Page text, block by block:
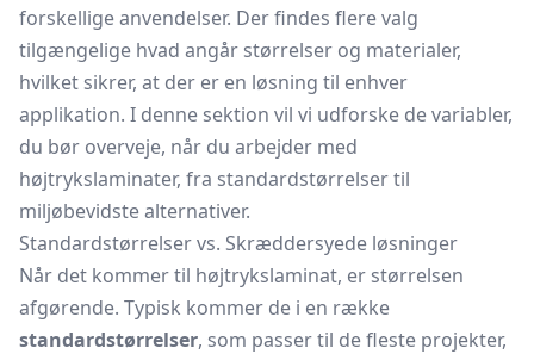
forskellige anvendelser. Der findes flere valg
tilgængelige hvad angår størrelser og materialer,
hvilket sikrer, at der er en løsning til enhver
applikation. I denne sektion vil vi udforske de variabler,
du bør overveje, når du arbejder med
højtrykslaminater, fra standardstørrelser til
miljøbevidste alternativer.
Standardstørrelser vs. Skræddersyede løsninger
Når det kommer til højtrykslaminat, er størrelsen
afgørende. Typisk kommer de i en række
standardstørrelser, som passer til de fleste projekter,